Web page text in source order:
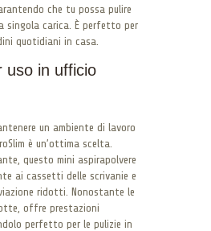
che tu possa pulire
singola carica. È perfetto per
quotidiani in casa.
uso in ufficio
un ambiente di lavoro
è un’ottima scelta.
questo mini aspirapolvere
ai cassetti delle scrivanie e
ridotti. Nonostante le
offre prestazioni
perfetto per le pulizie in